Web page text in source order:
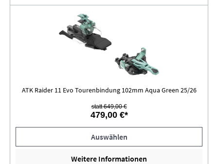
ATK Raider 11 Evo Tourenbindung 102mm Aqua Green 25/26
statt 649,00 €
479,00 €*
Auswählen
Weitere Informationen